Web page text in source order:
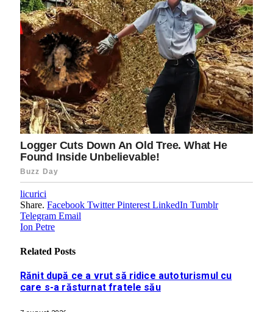
licurici
Share. Facebook Twitter Pinterest LinkedIn Tumblr
Telegram Email
Ion Petre
Related Posts
Rănit după ce a vrut să ridice autoturismul cu
care s-a răsturnat fratele său